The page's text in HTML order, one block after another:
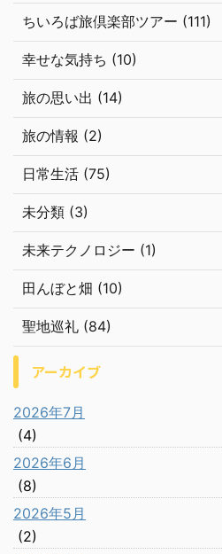
ちいろば旅倶楽部ツアー (111)
幸せな気持ち (10)
旅の思い出 (14)
旅の情報 (2)
日常生活 (75)
未分類 (3)
未来テクノロジー (1)
田んぼと畑 (10)
聖地巡礼 (84)
アーカイブ
2026年7月
(4)
2026年6月
(8)
2026年5月
(2)